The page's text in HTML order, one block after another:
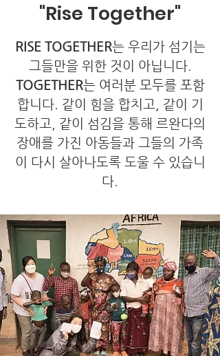
"Rise Together"
RISE TOGETHER는 우리가 섬기는
그들만을 위한 것이 아닙니다.
TOGETHER는 여러분 모두를 포함
합니다. 같이 힘을 합치고, 같이 기
도하고, 같이 섬김을 통해 르완다의
장애를 가진 아동들과 그들의 가족
이 다시 살아나도록 도울 수 있습니
다.